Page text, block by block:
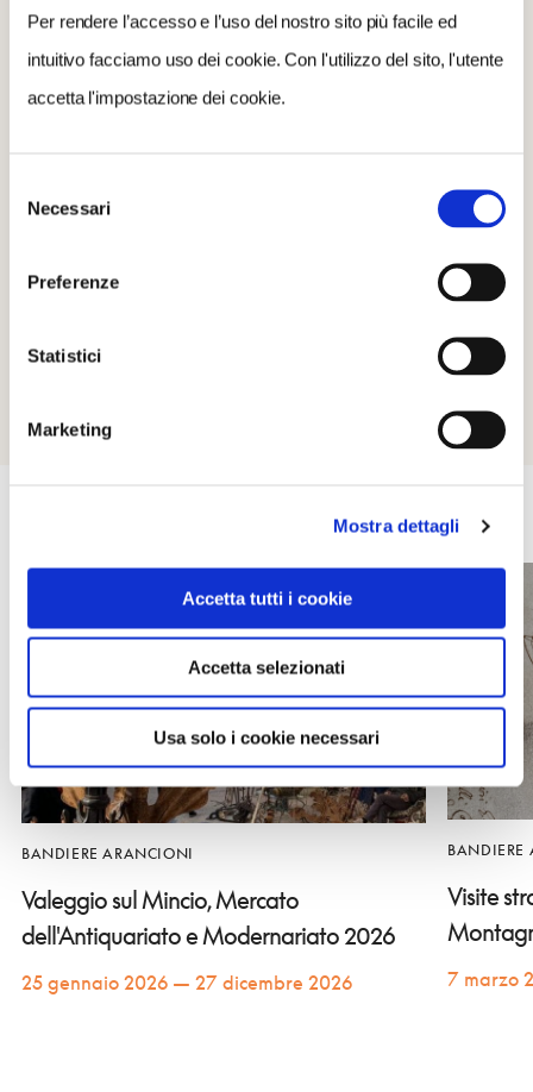
Per rendere l’accesso e l’uso del nostro sito più facile ed
intuitivo facciamo uso dei cookie. Con l'utilizzo del sito, l'utente
accetta l'impostazione dei cookie.
delNecessari
Preferenze
Statistici
Marketing
Mostra dettagli
Accetta tutti i cookie
Accetta selezionati
Usa solo i cookie necessari
09 Settembre 2022
21:15
ufficioturistico@comune.montagnana.pd.it
SITO WEB
BANDIERE ARANCIONI
Valeggio sul Mincio, Mercato
dell'Antiquariato e Modernariato 2026
25 gennaio 2026 — 27 dicembre 2026
BANDIERE
Visite
7 marzo